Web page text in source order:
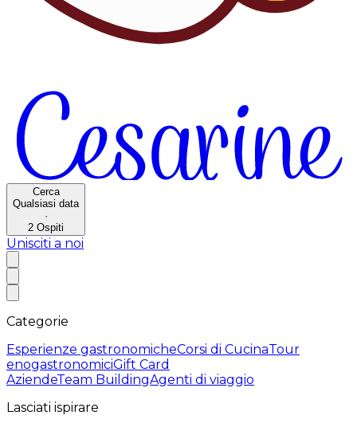
Cerca
Qualsiasi data
·
2 Ospiti
Unisciti a noi
Categorie
Esperienze gastronomicheCorsi di CucinaTour
enogastronomiciGift Card
AziendeTeam BuildingAgenti di viaggio
Lasciati ispirare